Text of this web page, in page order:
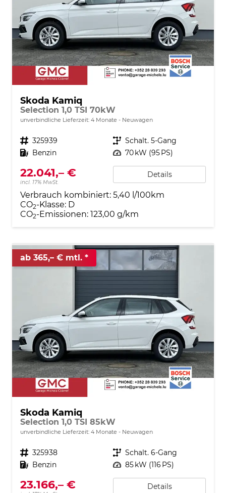
Skoda Kamiq
Selection 1,0 TSI 70kW
unverbindliche Lieferzeit: 4 Monate Neuwagen
Fahrzeugnr. 325939 Getriebe Schalt. 5-Gang
Kraftstoff Benzin Leistung 70 kW (95 PS)
22.041,– €
incl. 17% MwSt.
Details
Verbrauch kombiniert: 5,40 l/100km
CO2-Klasse: D
CO2-Emissionen: 123,00 g/km
ab 365,– € mtl.
Skoda Kamiq
Selection 1,0 TSI 85kW
unverbindliche Lieferzeit: 4 Monate Neuwagen
Fahrzeugnr. 325938 Getriebe Schalt. 6-Gang
Kraftstoff Benzin Leistung 85 kW (116 PS)
23.166,– € Details